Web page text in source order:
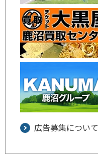
広告募集について